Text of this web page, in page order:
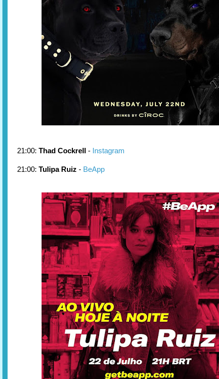
21:00: Thad Cockrell - Instagram
21:00: Tulipa Ruiz - BeApp